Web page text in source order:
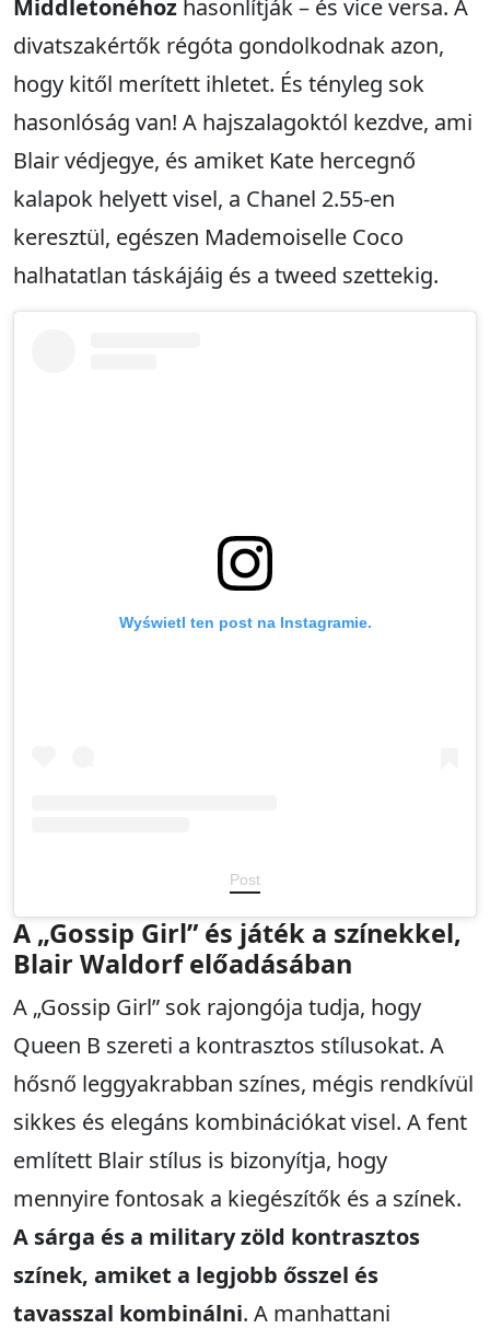
Middletonéhoz hasonlítják – és vice versa. A
divatszakértők régóta gondolkodnak azon,
hogy kitől merített ihletet. És tényleg sok
hasonlóság van! A hajszalagoktól kezdve, ami
Blair védjegye, és amiket Kate hercegnő
kalapok helyett visel, a Chanel 2.55-en
keresztül, egészen Mademoiselle Coco
halhatatlan táskájáig és a tweed szettekig.
Wyświetl ten post na Instagramie.
Post
A „Gossip Girl” és játék a színekkel,
Blair Waldorf előadásában
A „Gossip Girl” sok rajongója tudja, hogy
Queen B szereti a kontrasztos stílusokat. A
hősnő leggyakrabban színes, mégis rendkívül
sikkes és elegáns kombinációkat visel. A fent
említett Blair stílus is bizonyítja, hogy
mennyire fontosak a kiegészítők és a színek.
A sárga és a military zöld kontrasztos
színek, amiket a legjobb ősszel és
tavasszal kombinálni. A manhattani